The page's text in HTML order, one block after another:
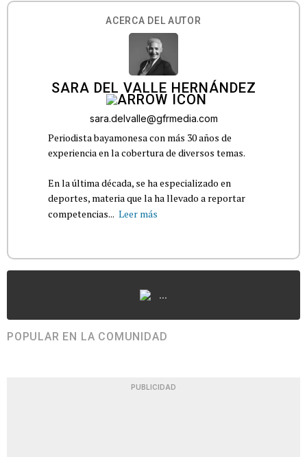
ACERCA DEL AUTOR
SARA DEL VALLE HERNÁNDEZ
sara.delvalle@gfrmedia.com
Periodista bayamonesa con más 30 años de
experiencia en la cobertura de diversos temas.
En la última década, se ha especializado en
deportes, materia que la ha llevado a reportar
competencias... Leer más
...
POPULAR EN LA COMUNIDAD
PUBLICIDAD